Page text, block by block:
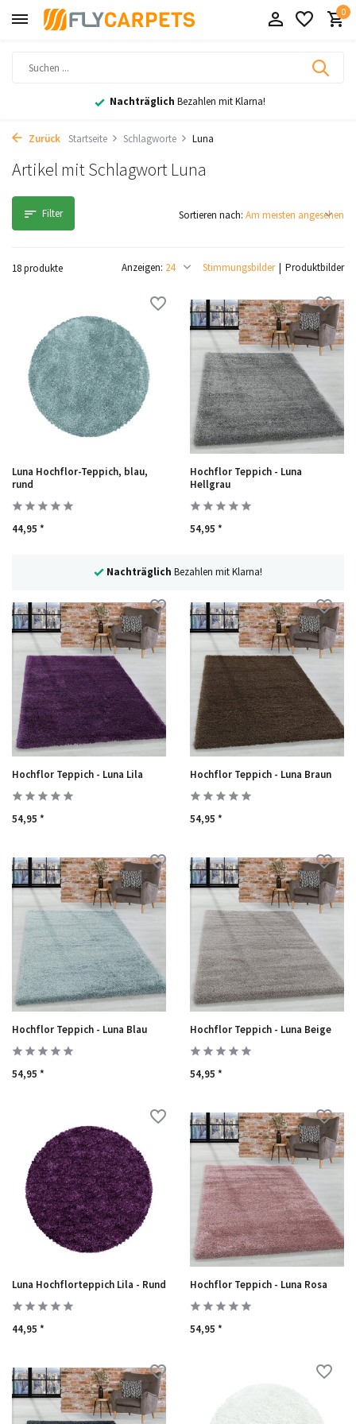
0
Nachträglich Bezahlen mit Klarna!
Zurück Startseite Schlagworte Luna
Artikel mit Schlagwort Luna
Filter
18 produkte Stimmungsbilder Produktbilder
Anzeigen:
Sortieren nach:
Luna Hochflor-Teppich, blau,
rund
44,95 *
Hochflor Teppich - Luna
Hellgrau
54,95 *
30 TageRückgaberecht
Hochflor Teppich - Luna Lila
54,95 *
Hochflor Teppich - Luna Braun
54,95 *
Hochflor Teppich - Luna Blau
54,95 *
Hochflor Teppich - Luna Beige
54,95 *
Luna Hochflorteppich Lila - Rund
44,95 *
Hochflor Teppich - Luna Rosa
54,95 *